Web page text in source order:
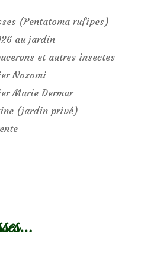
(Pentatoma rufipes)
au jardin
et autres insectes
Nozomi
Marie Dermar
(jardin privé)